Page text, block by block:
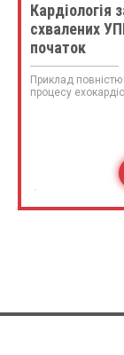
Кардіологія
схвалених
початок
Приклад
процесу